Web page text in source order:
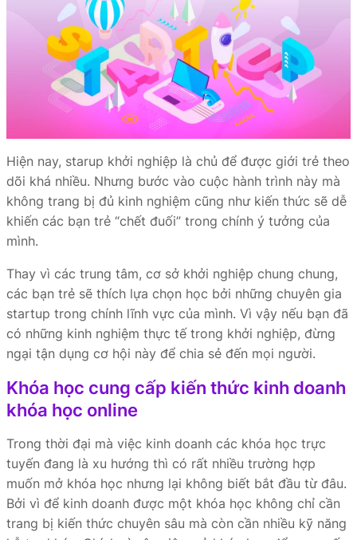
Hiện nay, starup khởi nghiệp là chủ để được giới trẻ theo
dõi khá nhiều. Nhưng bước vào cuộc hành trình này mà
không trang bị đủ kinh nghiệm cũng như kiến thức sẽ dễ
khiến các bạn trẻ “chết đuối” trong chính ý tưởng của
mình.
Thay vì các trung tâm, cơ sở khởi nghiệp chung chung,
các bạn trẻ sẽ thích lựa chọn học bởi những chuyên gia
startup trong chính lĩnh vực của mình. Vì vậy nếu bạn đã
có những kinh nghiệm thực tế trong khởi nghiệp, đừng
ngại tận dụng cơ hội này để chia sẻ đến mọi người.
Khóa học cung cấp kiến thức kinh doanh
khóa học online
Trong thời đại mà việc kinh doanh các khóa học trực
tuyến đang là xu hướng thì có rất nhiều trường hợp
muốn mở khóa học nhưng lại không biết bắt đầu từ đâu.
Bởi vì để kinh doanh được một khóa học không chỉ cần
trang bị kiến thức chuyên sâu mà còn cần nhiều kỹ năng